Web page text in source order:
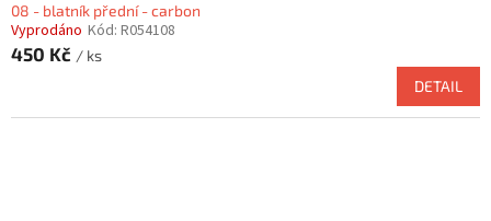
08 - blatník přední - carbon
Vyprodáno Kód: R054108
450 Kč / ks
DETAIL